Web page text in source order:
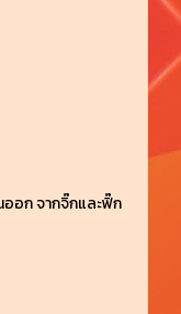
อก จากจิ๊กและฟิ๊ก